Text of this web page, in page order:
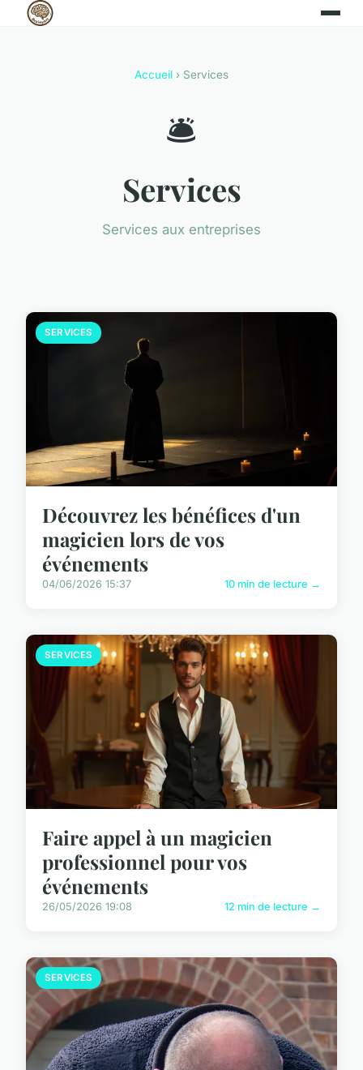
Accueil › Services
🛎️
Services
Services aux entreprises
SERVICES
Découvrez les bénéfices d'un
magicien lors de vos
événements
04/06/2026 15:37 10 min de lecture →
SERVICES
Faire appel à un magicien
professionnel pour vos
événements
26/05/2026 19:08 12 min de lecture →
SERVICES